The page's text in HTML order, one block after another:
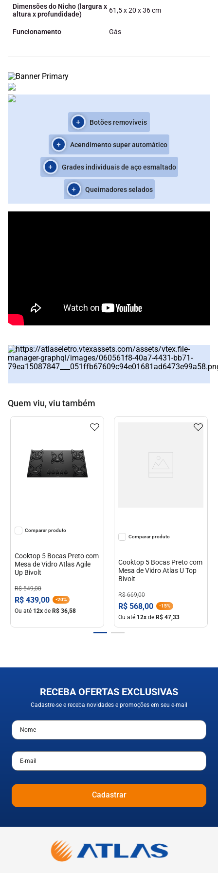
Dimensões do Nicho (largura x
altura x profundidade)
61,5 x 20 x 36 cm
Funcionamento Gás
Design moderno e renovado
Mesa de vidro temperado ultrarresistente
Tripla Chama
Botões removíveis
Acendimento super automático
Grades individuais de aço esmaltado
Queimadores selados
Quem viu, viu também
Comparar
Cooktop 5 Bocas Preto com
Mesa de Vidro Atlas Agile
Up Bivolt
R$ 549,00
R$ 439,00 -20%
Ou até 12x de R$ 36,58
Comparar
Cooktop 5 Bocas Preto com
Mesa de Vidro Atlas U Top
Bivolt
R$ 669,00
R$ 568,00 -15%
Ou até 12x de R$ 47,33
RECEBA OFERTAS EXCLUSIVAS
Cadastre-se e receba novidades e promoções em seu e-mail
Cadastrar